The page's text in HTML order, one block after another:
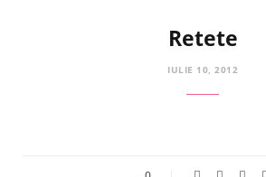
Retete
IULIE 10, 2012